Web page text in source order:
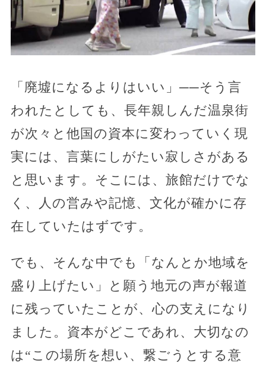
「廃墟になるよりはいい」──そう言
われたとしても、長年親しんだ温泉街
が次々と他国の資本に変わっていく現
実には、言葉にしがたい寂しさがある
と思います。そこには、旅館だけでな
く、人の営みや記憶、文化が確かに存
在していたはずです。
でも、そんな中でも「なんとか地域を
盛り上げたい」と願う地元の声が報道
に残っていたことが、心の支えになり
ました。資本がどこであれ、大切なの
は“この場所を想い、繋ごうとする意